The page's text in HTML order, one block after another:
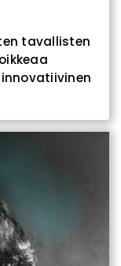
tavallisten